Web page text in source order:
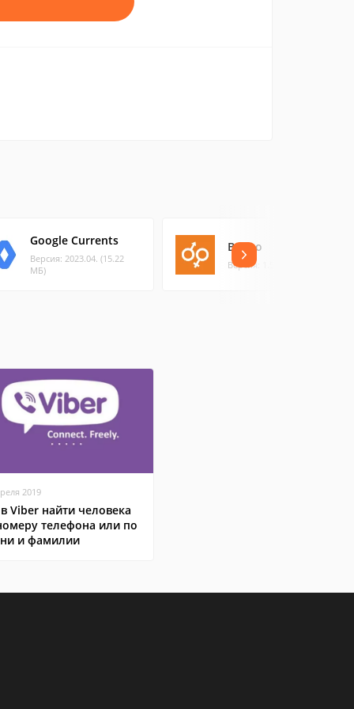
Google Currents
Версия: 2023.04. (15.22
МБ)
Beboo
Версия: 1.5.9 (87.99 МБ)
2019
Viber найти человека
телефона или по
и фамилии